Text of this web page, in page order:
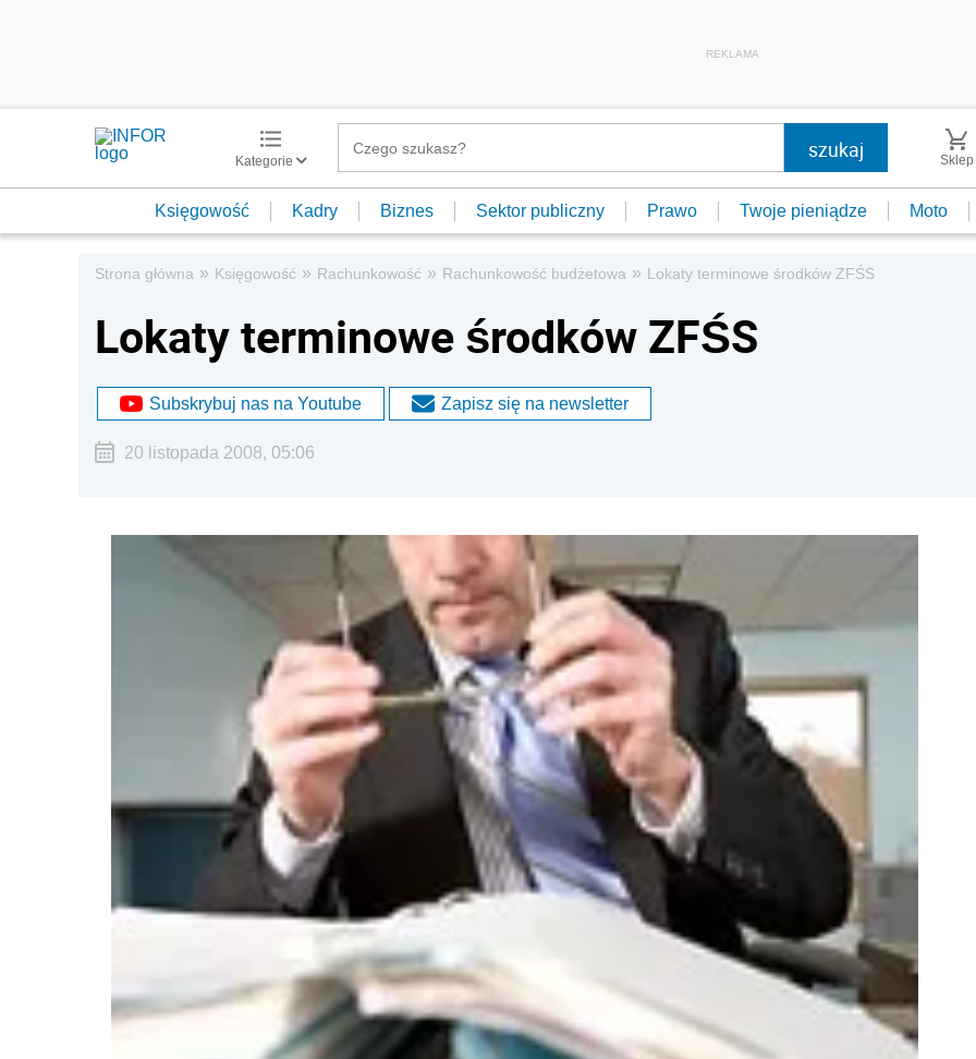
REKLAMA
Kategorie Sklep
Księgowość Kadry Biznes Sektor publiczny Prawo Twoje pieniądze Moto
Strona główna » Księgowość » Rachunkowość » Rachunkowość budżetowa » Lokaty terminowe środków ZFŚS
Lokaty terminowe środków ZFŚS
Subskrybuj nas na Youtube Zapisz się na newsletter
20 listopada 2008, 05:06